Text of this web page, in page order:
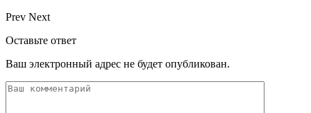
Prev Next
Оставьте ответ
Ваш электронный адрес не будет опубликован.